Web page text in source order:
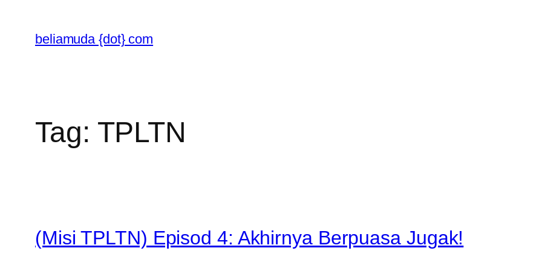
content
beliamuda {dot} com
Tag: TPLTN
(Misi TPLTN) Episod 4: Akhirnya Berpuasa Jugak!